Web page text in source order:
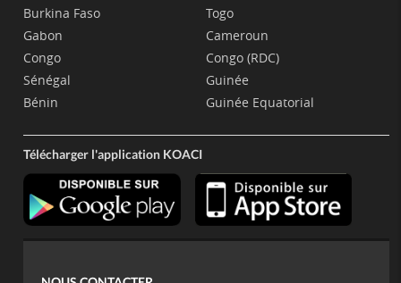
Burkina Faso
Gabon
Congo
Sénégal
Bénin
Togo
Cameroun
Congo (RDC)
Guinée
Guinée Equatorial
Télécharger l'application KOACI